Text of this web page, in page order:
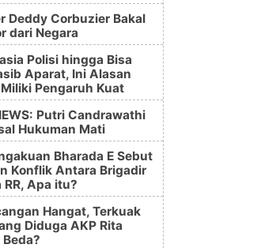
Deddy Corbuzier Bakal
dari Negara
Polisi hingga Bisa
Aparat, Ini Alasan
Pengaruh Kuat
Putri Candrawathi
Hukuman Mati
Bharada E Sebut
Konflik Antara Brigadir
Apa itu?
Hangat, Terkuak
Diduga AKP Rita